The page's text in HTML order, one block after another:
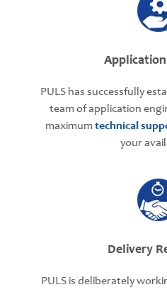
PULS has successfully
team of application
maximum technical
your
Delivery
PULS is deliberately